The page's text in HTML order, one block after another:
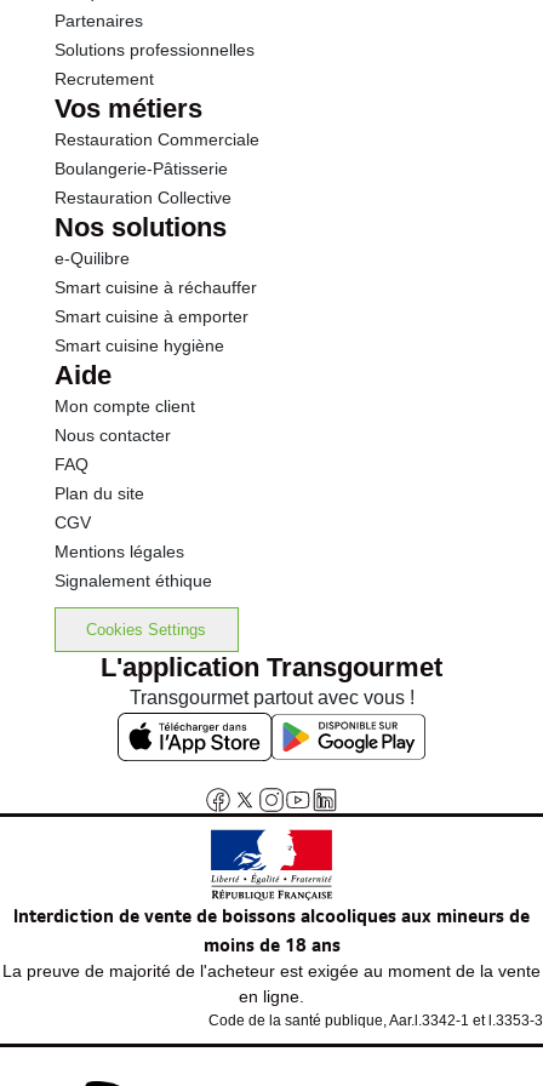
Traces de céleri et produits à base de céleri
Traces de moutarde et produits à base de moutarde
Traces de mollusques et produits à base de
mollusque
Partenaires
Solutions professionnelles
Recrutement
Vos métiers
Restauration Commerciale
Boulangerie-Pâtisserie
Restauration Collective
Nos solutions
e-Quilibre
Smart cuisine à réchauffer
Smart cuisine à emporter
Smart cuisine hygiène
Aide
Mon compte client
Nous contacter
FAQ
Plan du site
CGV
Mentions légales
Signalement éthique
Cookies Settings
L'application Transgourmet
Transgourmet partout avec vous !
Interdiction de vente de boissons alcooliques aux mineurs de
moins de 18 ans
La preuve de majorité de l'acheteur est exigée au moment de la vente
en ligne.
Code de la santé publique, Aar.l.3342-1 et l.3353-3